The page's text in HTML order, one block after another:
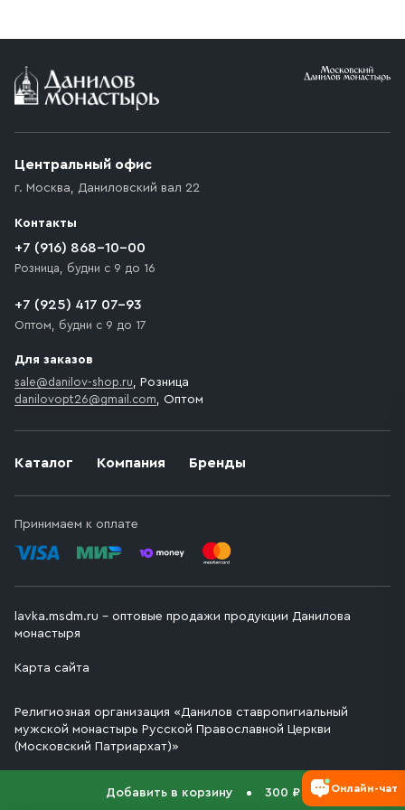
Добавить в корзину 300 ₽
Условия доставки
возникают препятствия для подъезда автомобиля,
которое максимально близко к месту запланированной
движения. Если на территории места назначения
доставки предусмотрен платный въезд, то Покупателю
необходимо компенсировать стоимость въезда
Каталог Компания Бренды
Принимаем к оплате
Центральный офис
г. Москва, Даниловский вал 22
Контакты
+7 (916) 868-10-00
Розница, будни с 9 до 16
+7 (925) 417 07-93
Оптом, будни с 9 до 17
Для заказов
sale@danilov-shop.ru, Розница
danilovopt26@gmail.com, Оптом
lavka.msdm.ru – оптовые продажи продукции Данилова
монастыря
Карта сайта
Религиозная организация «Данилов ставропигиальный
мужской монастырь Русской Православной Церкви
(Московский Патриархат)»
Онлайн-чат